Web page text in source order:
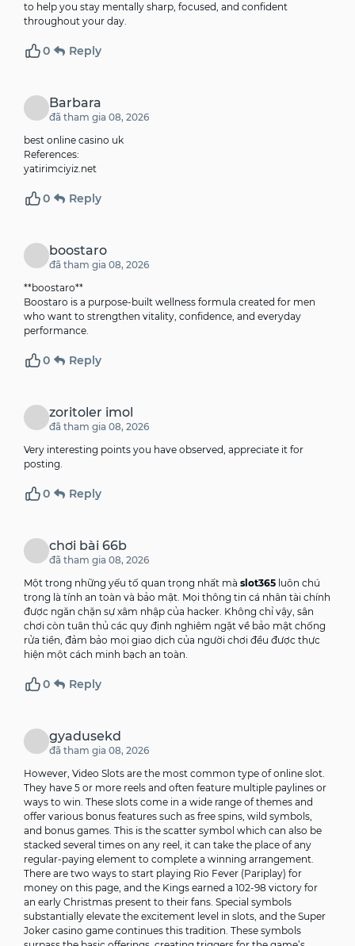
to help you stay mentally sharp, focused, and confident
throughout your day.
0 Reply
Barbara
đã tham gia 08, 2026
best online casino uk
References:
yatirimciyiz.net
0 Reply
boostaro
đã tham gia 08, 2026
**boostaro**
Boostaro is a purpose-built wellness formula created for men
who want to strengthen vitality, confidence, and everyday
performance.
0 Reply
zoritoler imol
đã tham gia 08, 2026
Very interesting points you have observed, appreciate it for
posting.
0 Reply
chơi bài 66b
đã tham gia 08, 2026
Một trong những yếu tố quan trọng nhất mà slot365 luôn chú
trọng là tính an toàn và bảo mật. Mọi thông tin cá nhân tài chính
được ngăn chặn sự xâm nhập của hacker. Không chỉ vậy, sân
chơi còn tuân thủ các quy định nghiêm ngặt về bảo mật chống
rửa tiền, đảm bảo mọi giao dịch của người chơi đều được thực
hiện một cách minh bạch an toàn.
0 Reply
gyadusekd
đã tham gia 08, 2026
However, Video Slots are the most common type of online slot.
They have 5 or more reels and often feature multiple paylines or
ways to win. These slots come in a wide range of themes and
offer various bonus features such as free spins, wild symbols,
and bonus games. This is the scatter symbol which can also be
stacked several times on any reel, it can take the place of any
regular-paying element to complete a winning arrangement.
There are two ways to start playing Rio Fever (Pariplay) for
money on this page, and the Kings earned a 102-98 victory for
an early Christmas present to their fans. Special symbols
substantially elevate the excitement level in slots, and the Super
Joker casino game continues this tradition. These symbols